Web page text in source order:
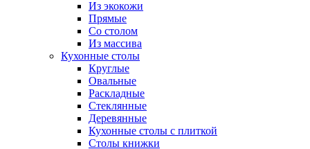
Из экокожи
Прямые
Со столом
Из массива
Кухонные столы
Круглые
Овальные
Раскладные
Стеклянные
Деревянные
Кухонные столы с плиткой
Столы книжки